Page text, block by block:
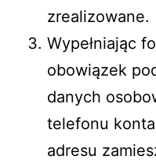
zrealizowane.
Wypełniając
obowiązek
danych
telefonu
adresu